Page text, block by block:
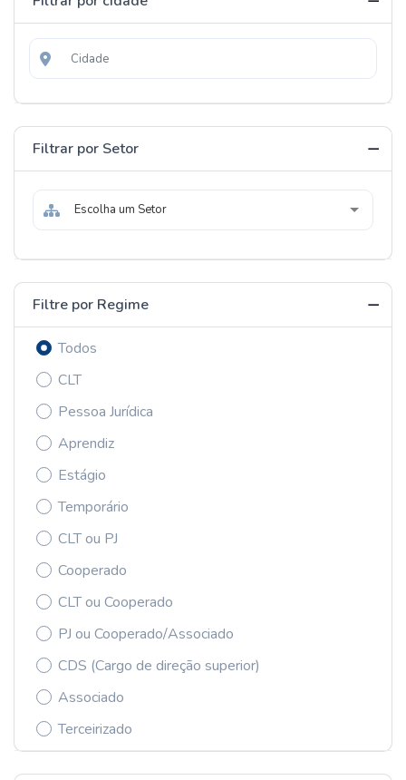
Filtrar por Setor
Escolha um Setor
Filtre por Regime
Todos
CLT
Pessoa Jurídica
Aprendiz
Estágio
Temporário
CLT ou PJ
Cooperado
CLT ou Cooperado
PJ ou Cooperado/Associado
CDS (Cargo de direção superior)
Associado
Terceirizado